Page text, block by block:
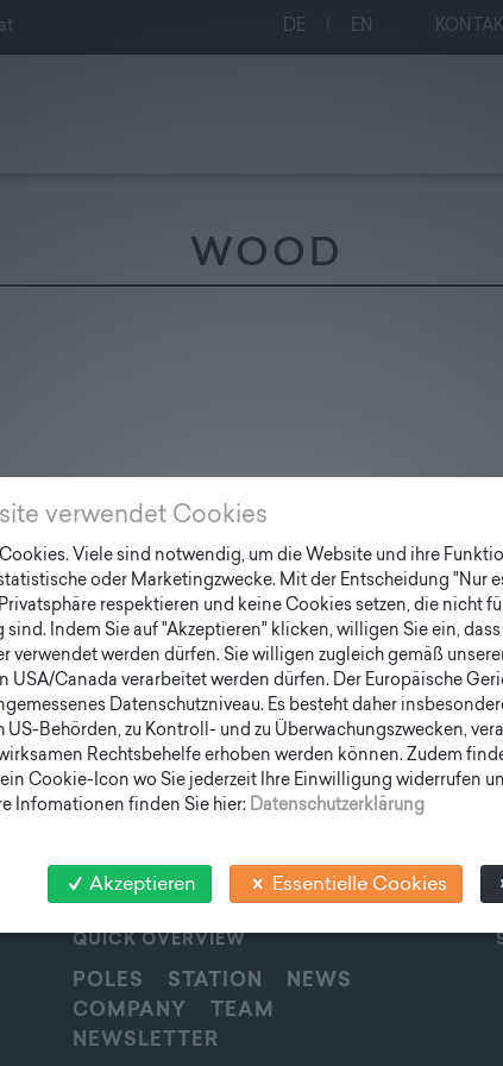
DE EN
WOOD
QUICK OVERVIEW
POLES STATION
NEWS
COMPANY
TEAM
NEWSLETTER
verwendet Cookies
Viele sind notwendig, um die Website und ihre
oder Marketingzwecke. Mit der Entscheidung "Nur
respektieren und keine Cookies setzen, die nicht
sind. Indem Sie auf "Akzeptieren" klicken, willigen Sie ein,
verwendet werden dürfen. Sie willigen zugleich gemäß
USA/Canada verarbeitet werden dürfen. Der Europäische
Datenschutzniveau. Es besteht daher
US-Behörden, zu Kontroll- und zu Überwachungszwecken,
Rechtsbehelfe erhoben werden können. Zudem
Cookie-Icon wo Sie jederzeit Ihre Einwilligung widerrufen
Infomationen finden Sie hier: Datenschutzerklärung
Akzeptieren Essentielle Cookies